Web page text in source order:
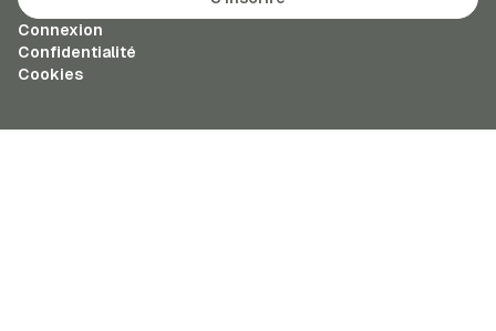
Connexion
Confidentialité
Cookies